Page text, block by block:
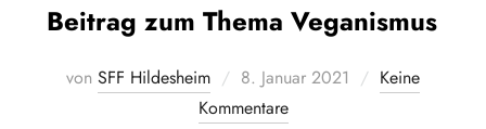
Beitrag zum Thema Veganismus
von SFF Hildesheim
Veröffentlicht
am
8. Januar 2021
Keine
Kommentare